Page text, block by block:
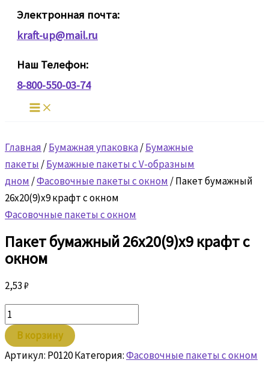
Перейти
Электронная почта:
kraft-up@mail.ru
Наш Телефон:
8-800-550-03-74
Главная /Бумажная упаковка/Бумажные
пакеты /Бумажные пакеты с V-образным
дном /Фасовочные пакеты с окном / Пакет бумажный
26х20(9)х9 крафт с окном
Фасовочные пакеты с окном
Пакет бумажный 26х20(9)х9 крафт с
окном
2,53₽
Количество
товара
Пакет
бумажный
В корзину
Артикул: P0120Категория:Фасовочные пакеты с окном